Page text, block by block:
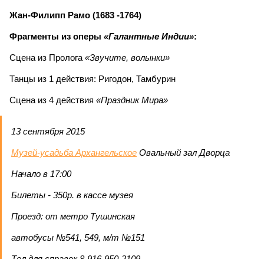
Жан-Филипп Рамо (1683 -1764)
Фрагменты из оперы «Галантные Индии»:
Сцена из Пролога «Звучите, волынки»
Танцы из 1 действия: Ригодон, Тамбурин
Сцена из 4 действия «Праздник Мира»
13 сентября 2015
Музей-усадьба Архангельское Овальный зал Дворца
Начало в 17:00
Билеты - 350р. в кассе музея
Проезд: от метро Тушинская
автобусы №541, 549, м/т №151